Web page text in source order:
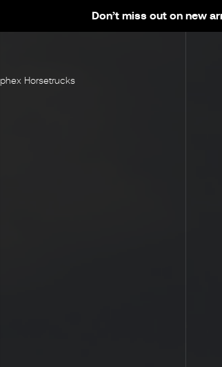
Horsetrucks
Don’t miss out on new